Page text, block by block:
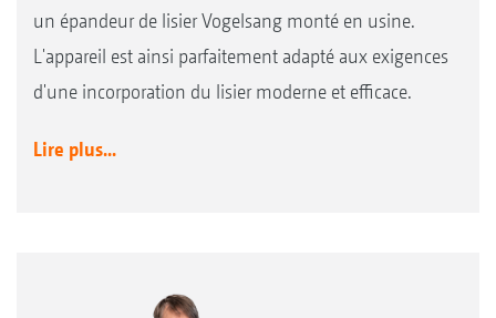
un épandeur de lisier Vogelsang monté en usine.
L'appareil est ainsi parfaitement adapté aux exigences
d'une incorporation du lisier moderne et efficace.
Lire plus...